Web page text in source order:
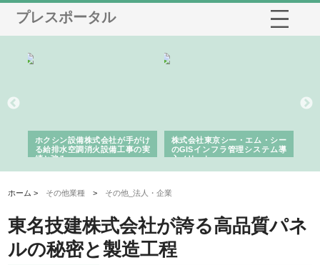
プレスポータル
ホクシン設備株式会社が手がけ
る給排水空調消火設備工事の実
績と強み
株式会社東京シー・エム・シー
のGISインフラ管理システム導
入メリット
ホーム > その他業種 > その他_法人・企業
東名技建株式会社が誇る高品質パネ
ルの秘密と製造工程